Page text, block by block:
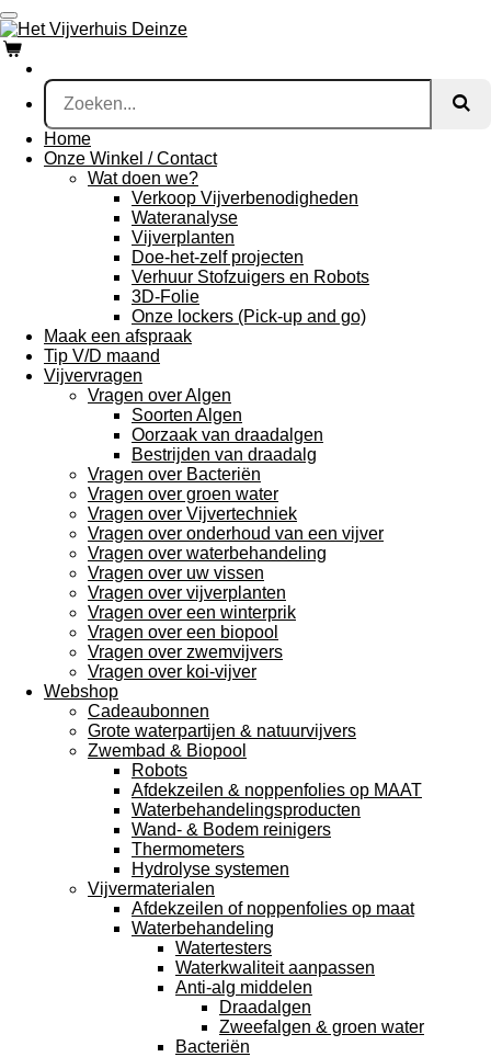
Ga
direct
naar
de
hoofdinhoud
Home
Onze Winkel / Contact
Wat doen we?
Verkoop Vijverbenodigheden
Wateranalyse
Vijverplanten
Doe-het-zelf projecten
Verhuur Stofzuigers en Robots
3D-Folie
Onze lockers (Pick-up and go)
Maak een afspraak
Tip V/D maand
Vijvervragen
Vragen over Algen
Soorten Algen
Oorzaak van draadalgen
Bestrijden van draadalg
Vragen over Bacteriën
Vragen over groen water
Vragen over Vijvertechniek
Vragen over onderhoud van een vijver
Vragen over waterbehandeling
Vragen over uw vissen
Vragen over vijverplanten
Vragen over een winterprik
Vragen over een biopool
Vragen over zwemvijvers
Vragen over koi-vijver
Webshop
Cadeaubonnen
Grote waterpartijen & natuurvijvers
Zwembad & Biopool
Robots
Afdekzeilen & noppenfolies op MAAT
Waterbehandelingsproducten
Wand- & Bodem reinigers
Thermometers
Hydrolyse systemen
Vijvermaterialen
Afdekzeilen of noppenfolies op maat
Waterbehandeling
Watertesters
Waterkwaliteit aanpassen
Anti-alg middelen
Draadalgen
Zweefalgen & groen water
Bacteriën